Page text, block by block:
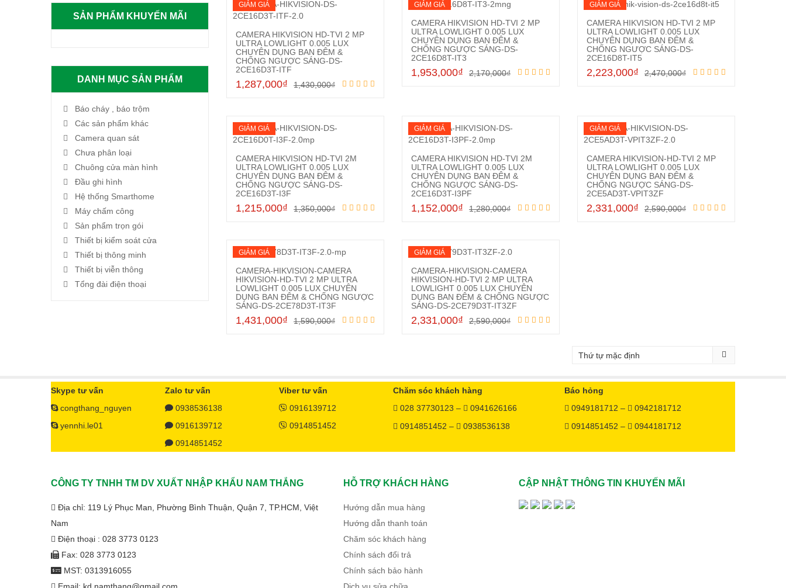
GIẢM GIÁ
Mua hàng
CAMERA HIKVISION HD-TVI 2 MP
ULTRA LOWLIGHT 0.005 LUX
CHUYÊN DỤNG BAN ĐÊM &
CHỐNG NGƯỢC SÁNG-DS-
2CE16D3T-ITF
1,430,000₫
1,287,000₫
GIẢM GIÁ
Mua hàng
CAMERA HIKVISION HD-TVI 2 MP
ULTRA LOWLIGHT 0.005 LUX
CHUYÊN DỤNG BAN ĐÊM &
CHỐNG NGƯỢC SÁNG-DS-
2CE16D8T-IT3
2,170,000₫
1,953,000₫
GIẢM GIÁ
Mua hàng
CAMERA HIKVISION HD-TVI 2 MP
ULTRA LOWLIGHT 0.005 LUX
CHUYÊN DỤNG BAN ĐÊM &
CHỐNG NGƯỢC SÁNG-DS-
2CE16D8T-IT5
2,470,000₫
2,223,000₫
GIẢM GIÁ
Mua hàng
CAMERA HIKVISION HD-TVI 2M
ULTRA LOWLIGHT 0.005 LUX
CHUYÊN DỤNG BAN ĐÊM &
CHỐNG NGƯỢC SÁNG-DS-
2CE16D3T-I3F
1,350,000₫
1,215,000₫
GIẢM GIÁ
Mua hàng
CAMERA HIKVISION HD-TVI 2M
ULTRA LOWLIGHT 0.005 LUX
CHUYÊN DỤNG BAN ĐÊM &
CHỐNG NGƯỢC SÁNG-DS-
2CE16D3T-I3PF
1,280,000₫
1,152,000₫
GIẢM GIÁ
Mua hàng
CAMERA HIKVISION-HD-TVI 2 MP
ULTRA LOWLIGHT 0.005 LUX
CHUYÊN DỤNG BAN ĐÊM &
CHỐNG NGƯỢC SÁNG-DS-
2CE5AD3T-VPIT3ZF
2,590,000₫
2,331,000₫
GIẢM GIÁ
Mua hàng
CAMERA-HIKVISION-CAMERA
HIKVISION-HD-TVI 2 MP ULTRA
LOWLIGHT 0.005 LUX CHUYÊN
DỤNG BAN ĐÊM & CHỐNG NGƯỢC
SÁNG-DS-2CE78D3T-IT3F
1,590,000₫
1,431,000₫
GIẢM GIÁ
Mua hàng
CAMERA-HIKVISION-CAMERA
HIKVISION-HD-TVI 2 MP ULTRA
LOWLIGHT 0.005 LUX CHUYÊN
DỤNG BAN ĐÊM & CHỐNG NGƯỢC
SÁNG-DS-2CE79D3T-IT3ZF
2,590,000₫
2,331,000₫
SẢN PHẨM KHUYẾN MÃI
DANH MỤC SẢN PHẨM
Báo cháy , báo trộm
Các sản phẩm khác
Camera quan sát
Chưa phân loại
Chuông cửa màn hình
Đầu ghi hình
Hệ thống Smarthome
Máy chấm công
Sản phẩm trọn gói
Thiết bị kiểm soát cửa
Thiết bị thông minh
Thiết bị viễn thông
Tổng đài điện thoại
Skype tư vấn
congthang_nguyen
yennhi.le01
Zalo tư vấn
0938536138
0916139712
0914851452
Viber tư vấn
0916139712
0914851452
Chăm sóc khách hàng
028 37730123 –
0941626166
0914851452 –
0938536138
Báo hỏng
0949181712 –
0942181712
0914851452 –
0944181712
CÔNG TY TNHH TM DV XUẤT NHẬP KHẨU NAM THẮNG
Địa chỉ: 119 Lý Phục Man, Phường Bình Thuận, Quận 7, TP.HCM, Việt
Nam
Điện thoại : 028 3773 0123
Fax: 028 3773 0123
MST: 0313916055
HỖ TRỢ KHÁCH HÀNG
Hướng dẫn mua hàng
Hướng dẫn thanh toán
Chăm sóc khách hàng
Chính sách đổi trả
Chính sách bảo hành
CẬP NHẬT THÔNG TIN KHUYẾN MÃI